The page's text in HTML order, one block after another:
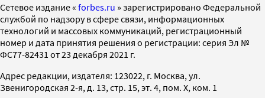
Cетевое издание « forbes.ru » зарегистрировано Федеральной
службой по надзору в сфере связи, информационных
технологий и массовых коммуникаций, регистрационный
номер и дата принятия решения о регистрации: серия Эл №
ФС77-82431 от 23 декабря 2021 г.
Адрес редакции, издателя: 123022, г. Москва, ул.
Звенигородская 2-я, д. 13, стр. 15, эт. 4, пом. X, ком. 1